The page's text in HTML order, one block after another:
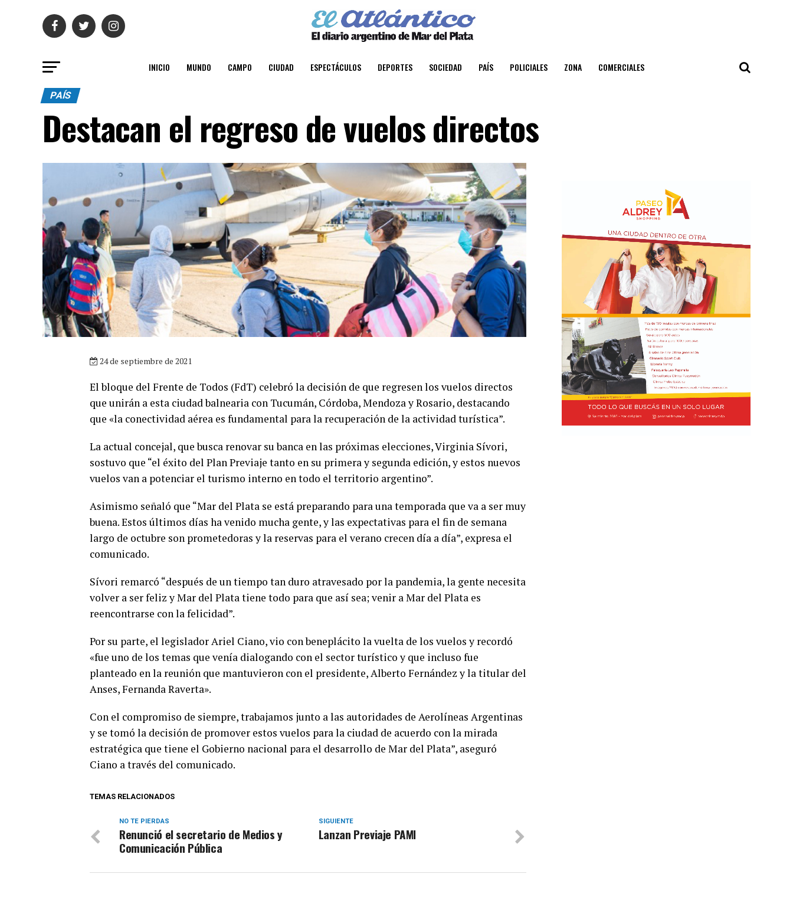
INICIO MUNDO CAMPO CIUDAD ESPECTÁCULOS DEPORTES SOCIEDAD PAÍS POLICIALES ZONA COMERCIALES
PAÍS
Destacan el regreso de vuelos directos
24 de septiembre de 2021
El bloque del Frente de Todos (FdT) celebró la decisión de que regresen los vuelos directos
que unirán a esta ciudad balnearia con Tucumán, Córdoba, Mendoza y Rosario, destacando
que «la conectividad aérea es fundamental para la recuperación de la actividad turística”.
La actual concejal, que busca renovar su banca en las próximas elecciones, Virginia Sívori,
sostuvo que “el éxito del Plan Previaje tanto en su primera y segunda edición, y estos nuevos
vuelos van a potenciar el turismo interno en todo el territorio argentino”.
Asimismo señaló que “Mar del Plata se está preparando para una temporada que va a ser muy
buena. Estos últimos días ha venido mucha gente, y las expectativas para el fin de semana
largo de octubre son prometedoras y la reservas para el verano crecen día a día”, expresa el
comunicado.
Sívori remarcó “después de un tiempo tan duro atravesado por la pandemia, la gente necesita
volver a ser feliz y Mar del Plata tiene todo para que así sea; venir a Mar del Plata es
reencontrarse con la felicidad”.
Por su parte, el legislador Ariel Ciano, vio con beneplácito la vuelta de los vuelos y recordó
«fue uno de los temas que venía dialogando con el sector turístico y que incluso fue
planteado en la reunión que mantuvieron con el presidente, Alberto Fernández y la titular del
Anses, Fernanda Raverta».
Con el compromiso de siempre, trabajamos junto a las autoridades de Aerolíneas Argentinas
y se tomó la decisión de promover estos vuelos para la ciudad de acuerdo con la mirada
estratégica que tiene el Gobierno nacional para el desarrollo de Mar del Plata”, aseguró
Ciano a través del comunicado.
TEMAS RELACIONADOS
SIGUIENTE
Lanzan Previaje PAMI
NO TE PIERDAS
Renunció el secretario de Medios y
Comunicación Pública